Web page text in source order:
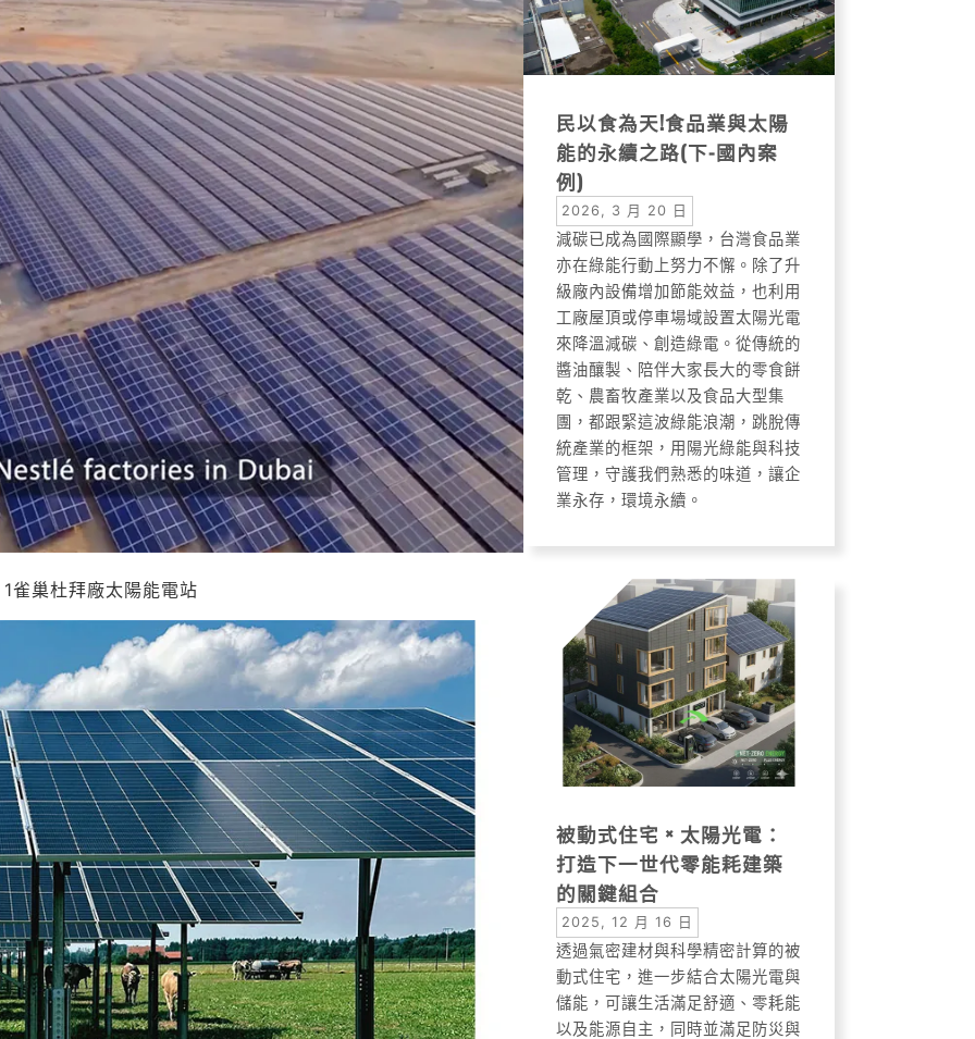
雀巢杜拜廠太陽能電站
民以食為天!食品業與太陽
能的永續之路(下-國內案
例)
2026, 3 月 20 日
減碳已成為國際顯學，台灣食品業
亦在綠能行動上努力不懈。除了升
級廠內設備增加節能效益，也利用
工廠屋頂或停車場域設置太陽光電
來降溫減碳、創造綠電。從傳統的
醬油釀製、陪伴大家長大的零食餅
乾、農畜牧產業以及食品大型集
團，都跟緊這波綠能浪潮，跳脫傳
統產業的框架，用陽光綠能與科技
管理，守護我們熟悉的味道，讓企
業永存，環境永續。
被動式住宅 × 太陽光電：
打造下一世代零能耗建築
的關鍵組合
2025, 12 月 16 日
透過氣密建材與科學精密計算的被
動式住宅，進一步結合太陽光電與
儲能，可讓生活滿足舒適、零耗能
以及能源自主，同時並滿足防災與